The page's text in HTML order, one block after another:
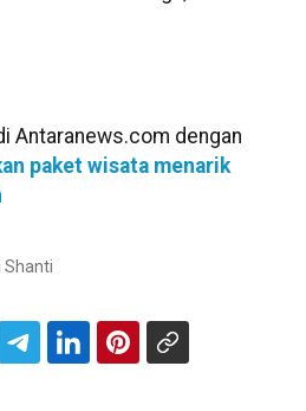
Antaranews.com dengan
paket wisata menarik
Shanti